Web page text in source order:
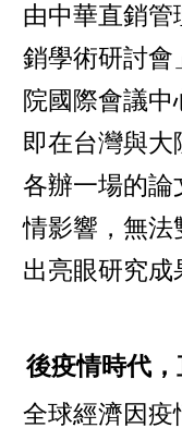
由中華直銷
銷學術研討會
院國際會議
即在台灣與大
各辦一場的論
情影響，無法
出亮眼研究成
後疫情時代
全球經濟因疫